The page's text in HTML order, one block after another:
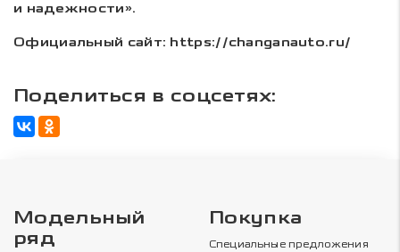
и надежности».
Официальный сайт: https://changanauto.ru/
Поделиться в соцсетях:
Модельный
ряд
Покупка
Специальные предложения